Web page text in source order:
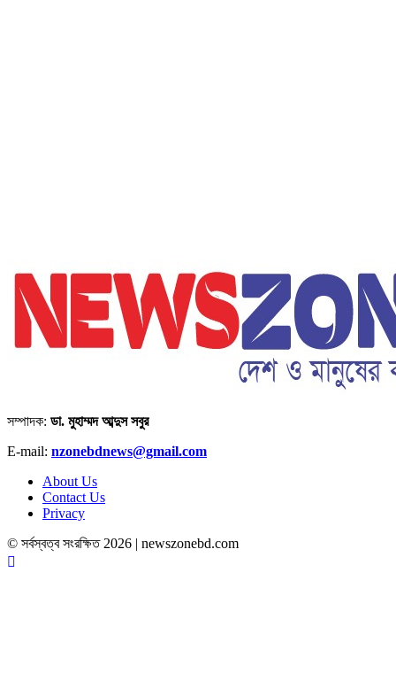
সম্পাদক: ডা. মুহাম্মদ আব্দুস সবুর
E-mail: nzonebdnews@gmail.com
About Us
Contact Us
Privacy
© সর্বস্বত্ব সংরক্ষিত 2026 | newszonebd.com